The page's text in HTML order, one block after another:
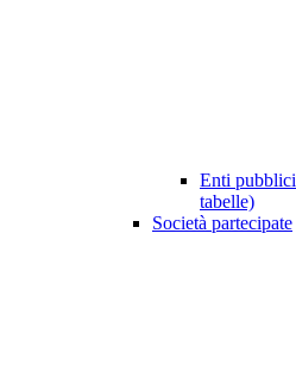
Enti
tabelle)
Società partecipate